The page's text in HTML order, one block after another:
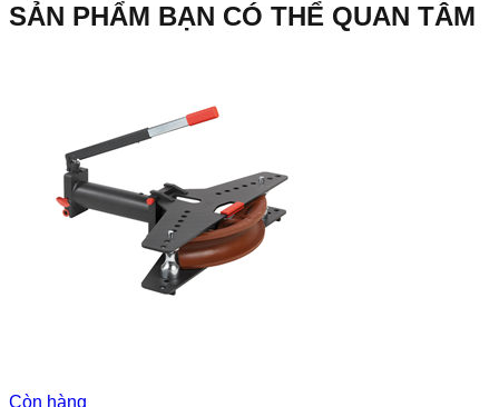
SẢN PHẨM BẠN CÓ THỂ QUAN TÂM
Còn hàng